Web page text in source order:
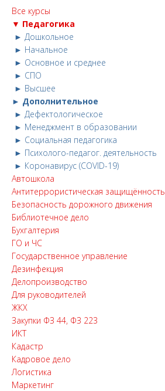
Все курсы
▼ Педагогика
► Дошкольное
► Начальное
► Основное и среднее
► СПО
► Высшее
► Дополнительное
► Дефектологическое
► Менеджмент в образовании
► Социальная педагогика
► Психолого-педагог. деятельность
► Коронавирус (COVID-19)
Автошкола
Антитеррористическая защищённость
Безопасность дорожного движения
Библиотечное дело
Бухгалтерия
ГО и ЧС
Государственное управление
Дезинфекция
Делопроизводство
Для руководителей
ЖКХ
Закупки ФЗ 44, ФЗ 223
ИКТ
Кадастр
Кадровое дело
Логистика
Маркетинг